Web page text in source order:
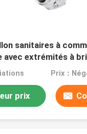
sanitaires à
avec extrémités à
Prix：
prix